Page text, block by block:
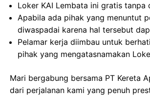
Loker KAI Lembata ini gratis tanpa
Apabila ada pihak yang menuntut
diwaspadai karena hal tersebut
Pelamar kerja diimbau untuk
pihak yang mengatasnamakan
Mari bergabung bersama PT Kereta
dari perjalanan kami yang penuh